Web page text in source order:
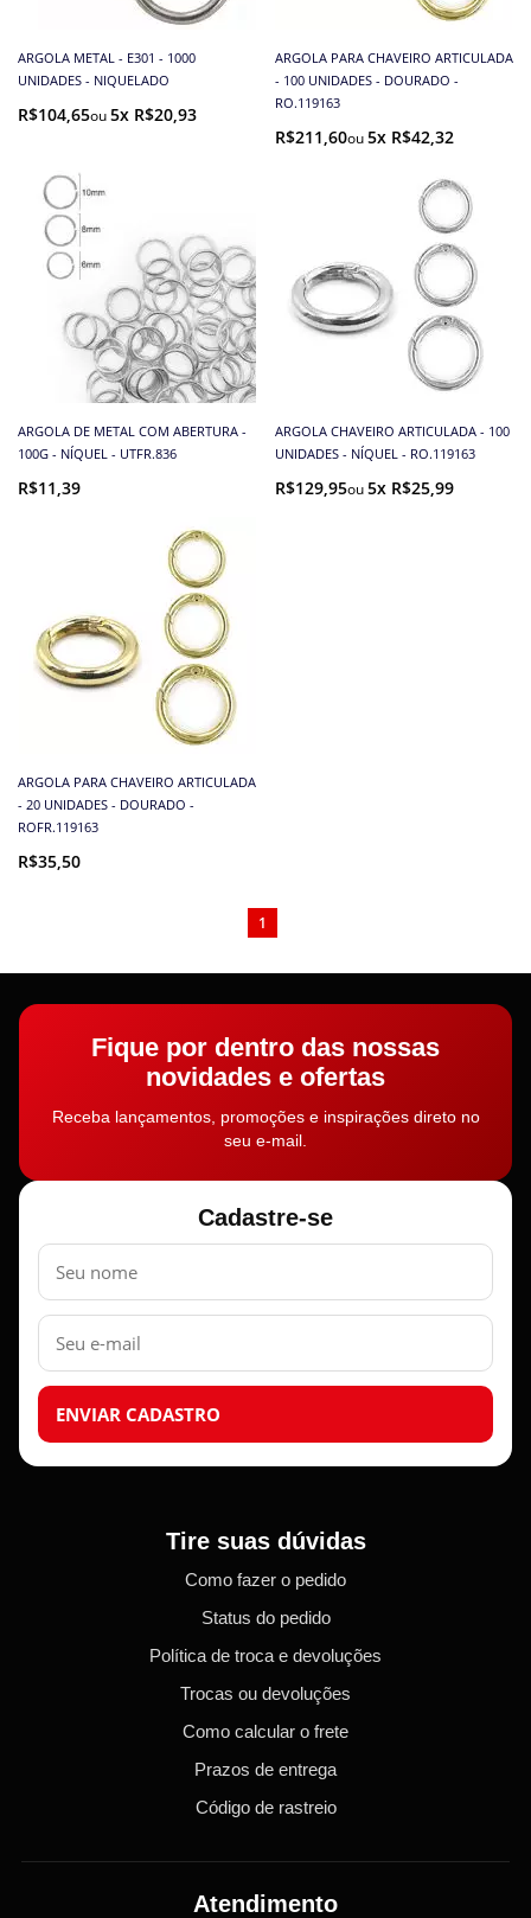
ARGOLA METAL - E301 - 1000
UNIDADES - NIQUELADO
R$104,65 5x R$20,93
ARGOLA PARA CHAVEIRO ARTICULADA
- 100 UNIDADES - DOURADO -
RO.119163
R$211,60 5x R$42,32
ARGOLA DE METAL COM ABERTURA -
100G - NÍQUEL - UTFR.836
R$11,39
ARGOLA CHAVEIRO ARTICULADA - 100
UNIDADES - NÍQUEL - RO.119163
R$129,95 5x R$25,99
ARGOLA PARA CHAVEIRO ARTICULADA
- 20 UNIDADES - DOURADO -
ROFR.119163
R$35,50
1
Fique por dentro das nossas
novidades e ofertas
Receba lançamentos, promoções e inspirações direto no
seu e-mail.
Cadastre-se
Nome
E-
mail
ENVIAR CADASTRO
Tire suas dúvidas
Como fazer o pedido
Status do pedido
Política de troca e devoluções
Trocas ou devoluções
Como calcular o frete
Prazos de entrega
Código de rastreio
Atendimento